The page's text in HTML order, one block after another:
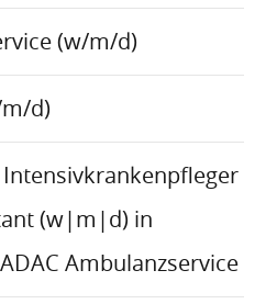
(w/m/d)
d)
(w|m|d) in
Ambulanzservice